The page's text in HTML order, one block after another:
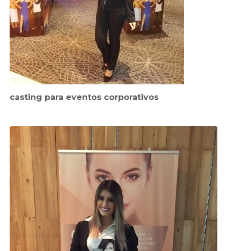
casting para eventos corporativos